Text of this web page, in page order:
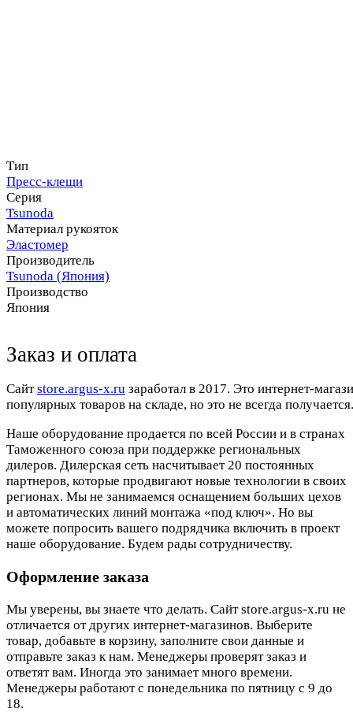
Тип
Пресс-клещи
Серия
Tsunoda
Материал рукояток
Эластомер
Производитель
Tsunoda (Япония)
Производство
Япония
Заказ и оплата
Cайтstore.argus-x.ru заработал в 2017. Это интернет-
популярных товаров на складе, но это не всегда
Наше оборудование продается по всей России и в странах
Таможенного союза при поддержке региональных
дилеров. Дилерская сеть насчитывает 20 постоянных
партнеров, которые продвигают новые технологии в своих
регионах. Мы не занимаемся оснащением больших цехов
и автоматических линий монтажа «под ключ». Но вы
можете попросить вашего подрядчика включить в проект
наше оборудование. Будем рады сотрудничеству.
Оформление заказа
Мы уверены, вы знаете что делать. Сайт store.argus-x.ru не
отличается от других интернет-магазинов. Выберите
товар, добавьте в корзину, заполните свои данные и
отправьте заказ к нам. Менеджеры проверят заказ и
ответят вам. Иногда это занимает много времени.
Менеджеры работают с понедельника по пятницу с 9 до
18.